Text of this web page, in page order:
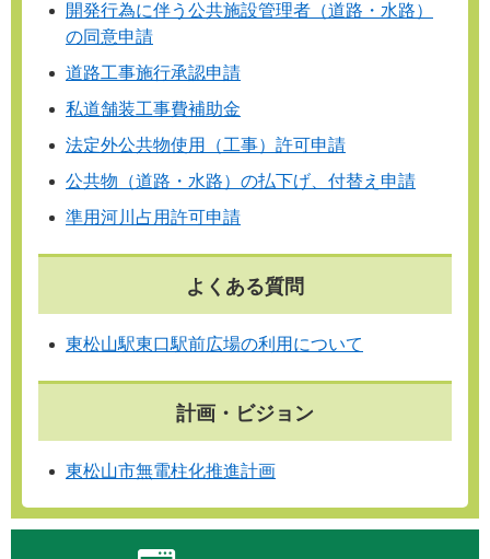
開発行為に伴う公共施設管理者（道路・水路）
の同意申請
道路工事施行承認申請
私道舗装工事費補助金
法定外公共物使用（工事）許可申請
公共物（道路・水路）の払下げ、付替え申請
準用河川占用許可申請
よくある質問
東松山駅東口駅前広場の利用について
計画・ビジョン
東松山市無電柱化推進計画